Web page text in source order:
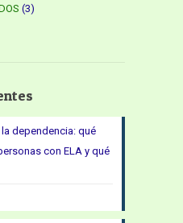
(3)
dependencia: qué
con ELA y qué